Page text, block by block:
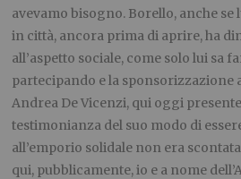
avevamo bisogno. Borello, anche se
in città, ancora prima di aprire, ha
all’aspetto sociale, come solo lui sa
partecipando e la sponsorizzazione
Andrea De Vicenzi, qui oggi
testimonianza del suo modo di
all’emporio solidale non era
qui, pubblicamente, io e a nome